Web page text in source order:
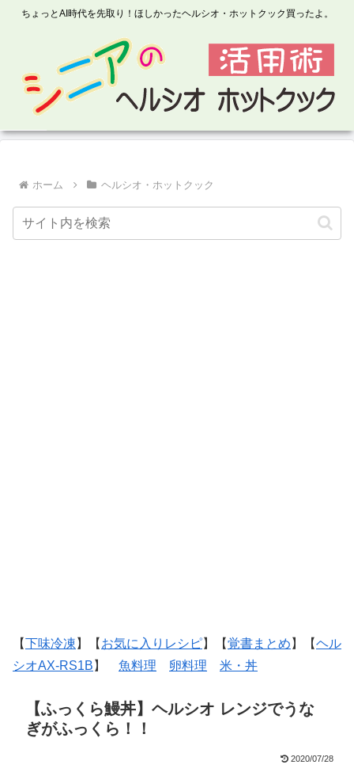
ちょっとAI時代を先取り！ほしかったヘルシオ・ホットクック買ったよ。
ホーム ヘルシオ・ホットクック
【下味冷凍 】【 お気に入りレシピ】【覚書まとめ 】【ヘル
シオAX-RS1B 】 魚料理 卵料理 米・丼
【ふっくら鰻丼】ヘルシオ レンジでうな
ぎがふっくら！！
2020/07/28